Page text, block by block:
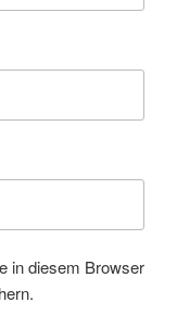
in diesem Browser